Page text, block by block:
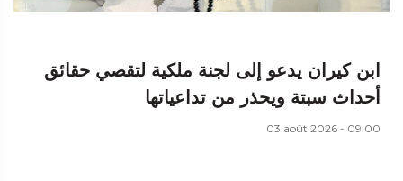
ابن كيران يدعو إلى لجنة ملكية لتقصي حقائق
أحداث سبتة ويحذر من تداعياتها
03 août 2026 - 09:00